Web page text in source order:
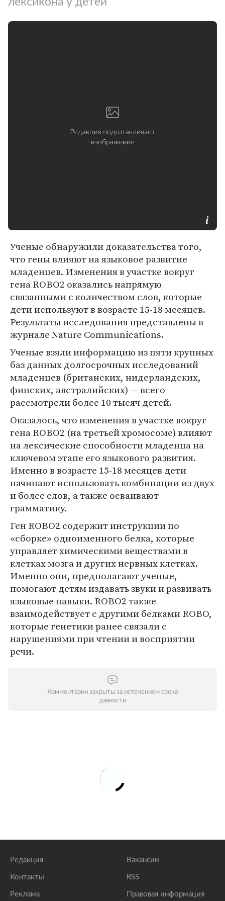
Ученые обнаружили доказательства того,
что гены влияют на языковое развитие
младенцев. Изменения в участке вокруг
гена ROBO2 оказались напрямую
связанными с количеством слов, которые
дети используют в возрасте 15-18 месяцев.
Результаты исследования представлены в
журнале Nature Communications.
Ученые взяли информацию из пяти крупных
баз данных долгосрочных исследований
младенцев (британских, нидерландских,
финских, австралийских) — всего
рассмотрели более 10 тысяч детей.
Оказалось, что изменения в участке вокруг
гена ROBO2 (на третьей хромосоме) влияют
на лексические способности младенца на
ключевом этапе его языкового развития.
Именно в возрасте 15-18 месяцев дети
начинают использовать комбинации из двух
и более слов, а также осваивают
грамматику.
Ген ROBO2 содержит инструкции по
«сборке» одноименного белка, которые
управляет химическими веществами в
клетках мозга и других нервных клетках.
Именно они, предполагают ученые,
помогают детям издавать звуки и развивать
языковые навыки. ROBO2 также
взаимодействует с другими белками ROBO,
которые генетики ранее связали с
нарушениями при чтении и восприятии
речи.
Комментарии закрыты за истечением срока
давности
Редакция
Контакты
Реклама
Вакансии
RSS
Правовая информация